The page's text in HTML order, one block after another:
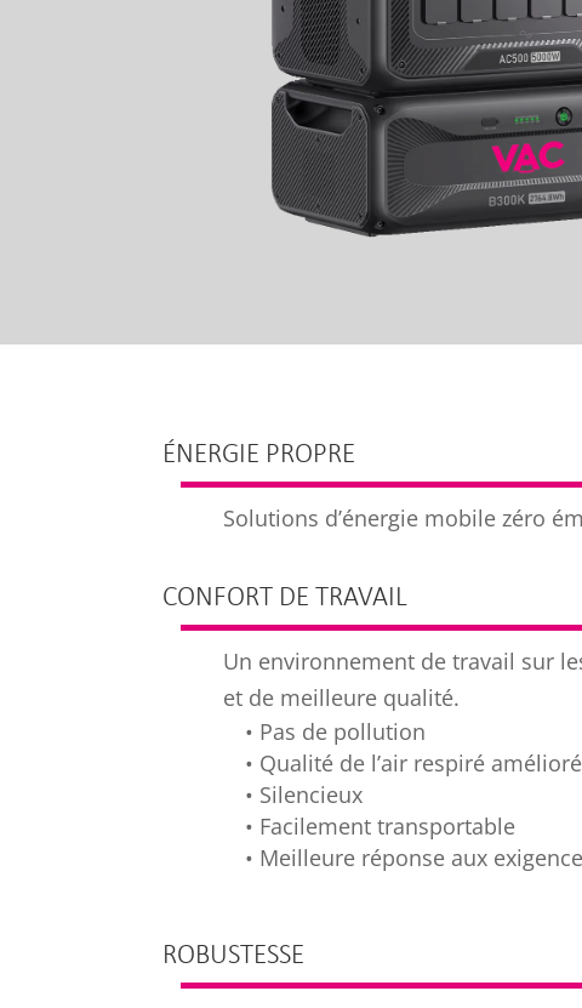
ÉNERGIE PROPRE
Solutions d’énergie mobile zéro
CONFORT DE TRAVAIL
Un environnement de travail sur
et de meilleure qualité.
• Pas de pollution
• Qualité de l’air respiré
• Silencieux
• Facilement transportable
• Meilleure réponse aux
ROBUSTESSE